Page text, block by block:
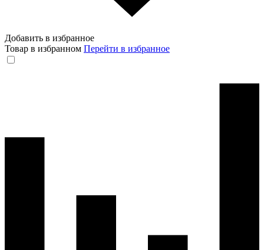
Добавить в избранное
Товар в избранном Перейти в избранное